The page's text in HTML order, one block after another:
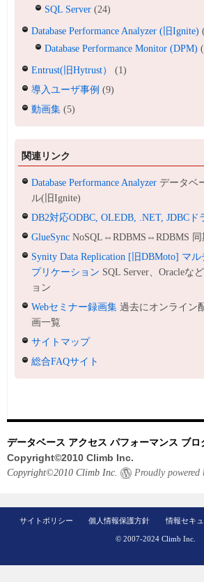
SQL Server (24)
Database Performance Analyzer (旧Ignite)
Database Performance Monitor (DPM)
Entrust(旧Hytrust）
(1)
導入ユーザ事例 (9)
動画集 (5)
関連リンク
Database Performance Analyzer データベ
ル(旧Ignite)
DB2対応ODBC, OLEDB, .NET, JDBC
GlueSync NoSQL⇔RDBMS⇔RDBMS 同
Synity Data Replication [旧DBMoto] マ
プリケーション SQL Server、Oracleな
ョン
Webセミナー録画集 過去にオンライン
画一覧
サイトマップ
総合FAQサイト
データベース アクセス パフォーマンス ブロ
Copyright©2010 Climb Inc.
Copyright©2010 Climb Inc. Proudly powered
サイトポリシー 個人情報保護方針 情報セキ
© 2007-2024 Climb Inc.